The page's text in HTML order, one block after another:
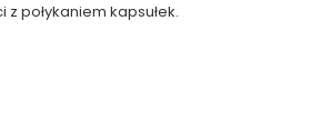
połykaniem kapsułek.